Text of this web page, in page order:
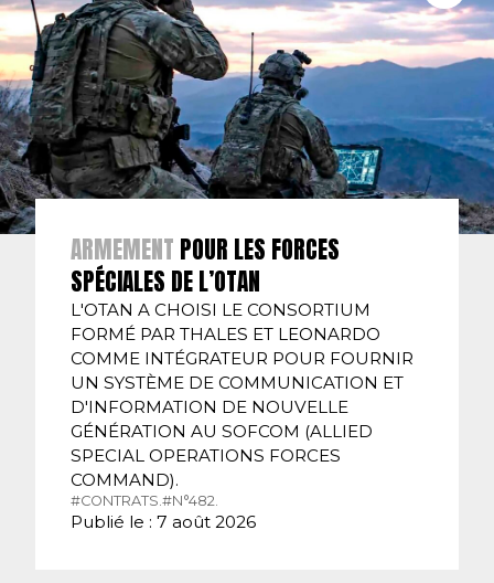
ARMEMENT POUR LES FORCES
SPÉCIALES DE L’OTAN
L'OTAN A CHOISI LE CONSORTIUM
FORMÉ PAR THALES ET LEONARDO
COMME INTÉGRATEUR POUR FOURNIR
UN SYSTÈME DE COMMUNICATION ET
D'INFORMATION DE NOUVELLE
GÉNÉRATION AU SOFCOM (ALLIED
SPECIAL OPERATIONS FORCES
COMMAND).
#CONTRATS. #N°482.
Publié le : 7 août 2026